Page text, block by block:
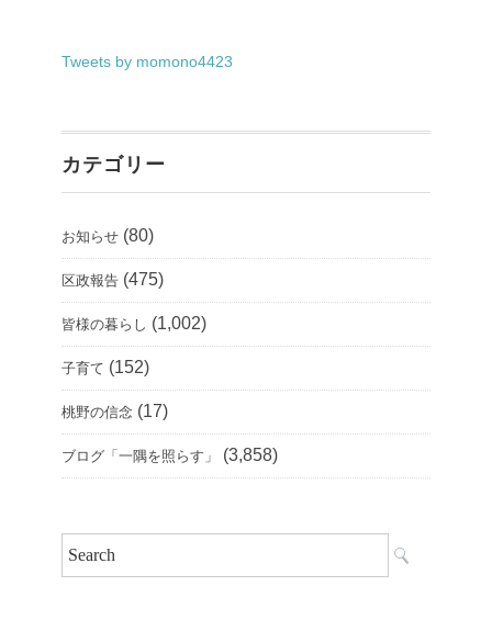
Tweets by momono4423
カテゴリー
お知らせ (80)
区政報告 (475)
皆様の暮らし (1,002)
子育て (152)
桃野の信念 (17)
ブログ「一隅を照らす」 (3,858)